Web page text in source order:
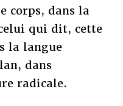
corps, dans la
qui dit, cette
la langue
dans
radicale.